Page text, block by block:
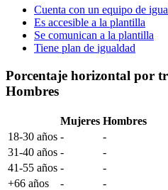
Cuenta con un equipo de
Es accesible a la plantilla
Se comunican a la plantilla
Tiene plan de igualdad
Porcentaje horizontal por
Hombres
Mujeres Hombres
18-30 años -
-
31-40 años -
-
41-55 años -
-
+66 años
- -